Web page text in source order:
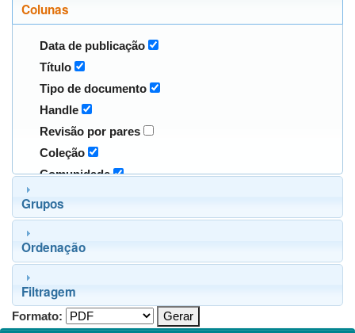
Colunas
Data de publicação
Título
Tipo de documento
Handle
Revisão por pares
Coleção
Comunidade
Grupos
Ordenação
Filtragem
Formato: